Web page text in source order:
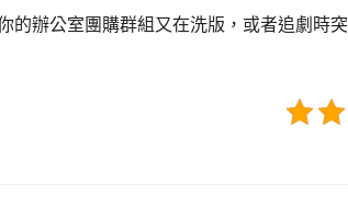
的辦公室團購群組又在洗版，或者追劇時